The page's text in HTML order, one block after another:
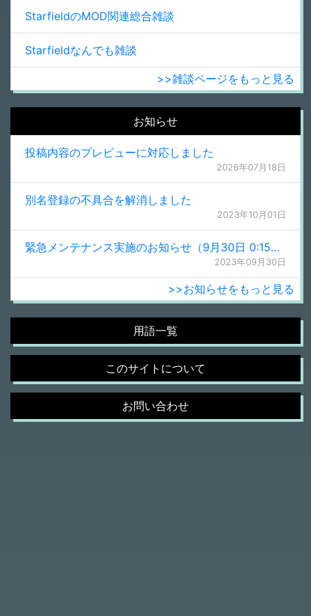
StarfieldのMOD関連総合雑談
Starfieldなんでも雑談
>>雑談ページをもっと見る
お知らせ
投稿内容のプレビューに対応しました
2026年07月18日
別名登録の不具合を解消しました
2023年10月01日
緊急メンテナンス実施のお知らせ（9月30日 0:15更新）
2023年09月30日
>>お知らせをもっと見る
用語一覧
このサイトについて
お問い合わせ